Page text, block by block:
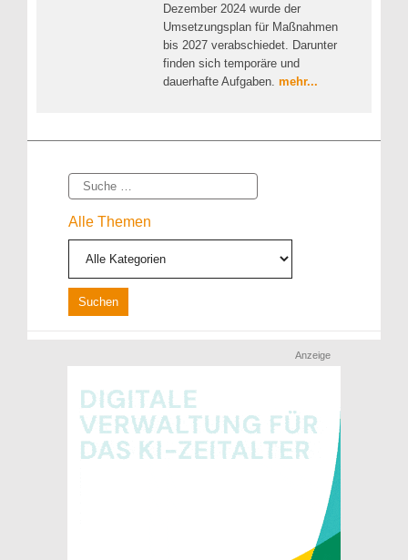
Dezember 2024 wurde der
Umsetzungsplan für Maßnahmen
bis 2027 verabschiedet. Darunter
finden sich temporäre und
dauerhafte Aufgaben. mehr...
Suche
Alle Themen
Anzeige